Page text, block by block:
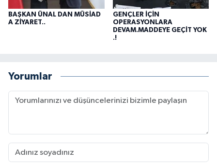
BAŞKAN ÜNAL DAN MÜSİAD
A ZİYARET..
GENÇLER İÇİN
OPERASYONLARA
DEVAM.MADDEYE GEÇİT YOK
.!
Yorumlar